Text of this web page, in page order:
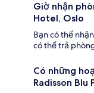
Giờ nhận
Hotel, Oslo
Bạn có thể
có thể trả
Có những
Radisson Blu